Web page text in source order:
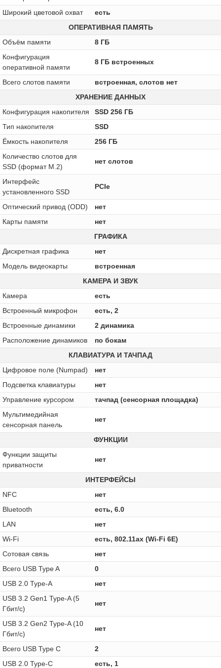
Широкий цветовой охват
есть
ОПЕРАТИВНАЯ ПАМЯТЬ
Объём памяти
8 ГБ
Конфигурация
оперативной памяти
8 ГБ встроенных
Всего слотов памяти
встроенная, слотов нет
ХРАНЕНИЕ ДАННЫХ
Конфигурация накопителя
SSD 256 ГБ
Тип накопителя
SSD
Ёмкость накопителя
256 ГБ
Количество слотов для
SSD (формат M.2)
нет слотов
Интерфейс
установленного SSD
PCIe
Оптический привод (ODD)
нет
Карты памяти
нет
ГРАФИКА
Дискретная графика
нет
Модель видеокарты
встроенная
КАМЕРА И ЗВУК
Камера
есть
Встроенный микрофон
есть, 2
Встроенные динамики
2 динамика
Расположение динамиков
по бокам
КЛАВИАТУРА И ТАЧПАД
Цифровое поле (Numpad)
нет
Подсветка клавиатуры
нет
Управление курсором
тачпад (сенсорная площадка)
Мультимедийная
сенсорная панель
нет
ФУНКЦИИ
Функции защиты
приватности
нет
ИНТЕРФЕЙСЫ
NFC
нет
Bluetooth
есть, 6.0
LAN
нет
Wi-Fi
есть, 802.11ax (Wi-Fi 6E)
Сотовая связь
нет
Всего USB Type A
0
USB 2.0 Type-A
нет
USB 3.2 Gen1 Type-A (5
Гбит/с)
нет
USB 3.2 Gen2 Type-A (10
Гбит/с)
нет
Всего USB Type C
2
USB 2.0 Type-C
есть, 1